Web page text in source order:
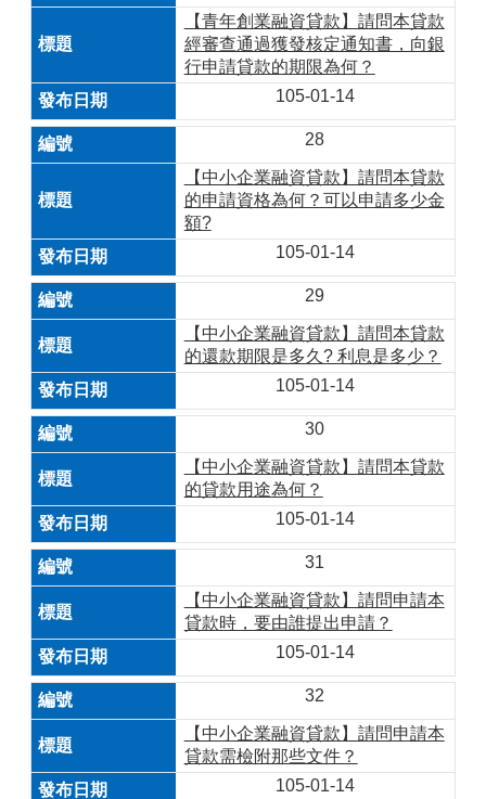
【青年創業融資貸款】請問本貸款
經審查通過獲發核定通知書，向銀
行申請貸款的期限為何？
105-01-14
28
【中小企業融資貸款】請問本貸款
的申請資格為何？可以申請多少金
額?
105-01-14
29
【中小企業融資貸款】請問本貸款
的還款期限是多久? 利息是多少？
105-01-14
30
【中小企業融資貸款】請問本貸款
的貸款用途為何？
105-01-14
31
【中小企業融資貸款】請問申請本
貸款時，要由誰提出申請？
105-01-14
32
【中小企業融資貸款】請問申請本
貸款需檢附那些文件？
105-01-14